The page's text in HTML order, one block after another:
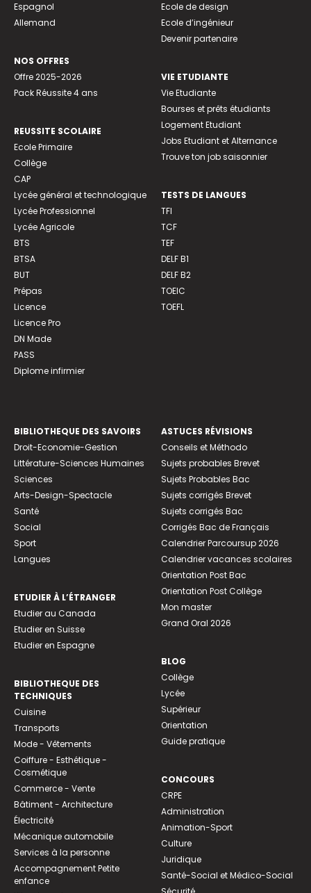
Espagnol
Allemand
NOS OFFRES
Offre 2025-2026
Pack Réussite 4 ans
REUSSITE SCOLAIRE
Ecole Primaire
Collège
CAP
Lycée général et technologique
Lycée Professionnel
Lycée Agricole
BTS
BTSA
BUT
Prépas
Licence
Licence Pro
DN Made
PASS
Diplome infirmier
Ecole de design
Ecole d’ingénieur
Devenir partenaire
VIE ETUDIANTE
Vie Etudiante
Bourses et prêts étudiants
Logement Etudiant
Jobs Etudiant et Alternance
Trouve ton job saisonnier
TESTS DE LANGUES
TFI
TCF
TEF
DELF B1
DELF B2
TOEIC
TOEFL
BIBLIOTHEQUE DES SAVOIRS
Droit-Economie-Gestion
Littérature-Sciences Humaines
Sciences
Arts-Design-Spectacle
Santé
Social
Sport
Langues
ETUDIER À L’ÉTRANGER
Etudier au Canada
Etudier en Suisse
Etudier en Espagne
BIBLIOTHEQUE DES
TECHNIQUES
Cuisine
Transports
Mode - Vêtements
Coiffure - Esthétique -
Cosmétique
Commerce - Vente
Bâtiment - Architecture
Électricité
Mécanique automobile
Services à la personne
Accompagnement Petite
enfance
ASTUCES RÉVISIONS
Conseils et Méthodo
Sujets probables Brevet
Sujets Probables Bac
Sujets corrigés Brevet
Sujets corrigés Bac
Corrigés Bac de Français
Calendrier Parcoursup 2026
Calendrier vacances scolaires
Orientation Post Bac
Orientation Post Collège
Mon master
Grand Oral 2026
BLOG
Collège
Lycée
Supérieur
Orientation
Guide pratique
CONCOURS
CRPE
Administration
Animation-Sport
Culture
Juridique
Santé-Social et Médico-Social